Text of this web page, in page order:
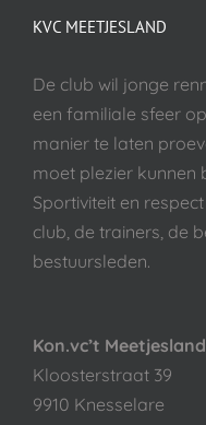
KVC MEETJESLAND
De club wil jonge
een familiale sfeer
manier te laten
moet plezier kunnen
Sportiviteit en
club, de trainers, de
bestuursleden.
Kon.vc’t
Kloosterstraat 39
9910 Knesselare